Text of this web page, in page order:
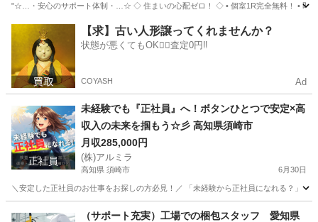
"☆…・安心のサポート体制・…☆ ◇ 住まいの心配ゼロ！ ◇ • 個室1R完全無料！ • 即
三方上中郡 工場 完全無料
【求】古い人形譲ってくれませんか？
状態が悪くてもOK🙆‍♀️査定0円‼️
COYASH Ad
正社員
未経験でも『正社員』へ！ボタンひとつで安定×高
収入の未来を掴もう☆彡 高知県須崎市
月収285,000円
(株)アルミラ
高知県 須崎市 6月30日
＼安定した正社員のお仕事をお探しの方必見！／ 「未経験から正社員になれる？」
工場 未経験
（サポート充実）工場での梱包スタッフ 愛知県